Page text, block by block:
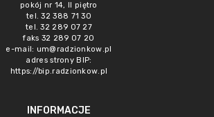
pokój nr 14, II piętro
tel. 32 388 71 30
tel. 32 289 07 27
faks 32 289 07 20
e-mail: um@radzionkow.pl
adres strony BIP:
https://bip.radzionkow.pl
INFORMACJE